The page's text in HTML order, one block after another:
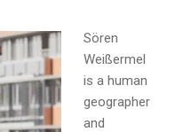
Sören
Weißermel
is a human
geographer
and